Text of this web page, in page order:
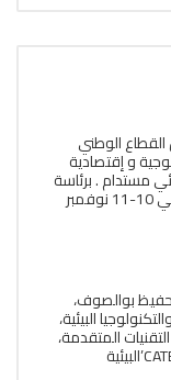
الوطني
و إقتصادية
مستدام . برئاسة
الدكتورة نويشي سهام يومي 10-11 نوفمبر
بوالصوف،
البیئیة،
المتقدمة،